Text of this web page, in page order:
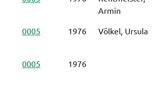
Armin
0005 1976 Völkel, Ursula
0005
1976